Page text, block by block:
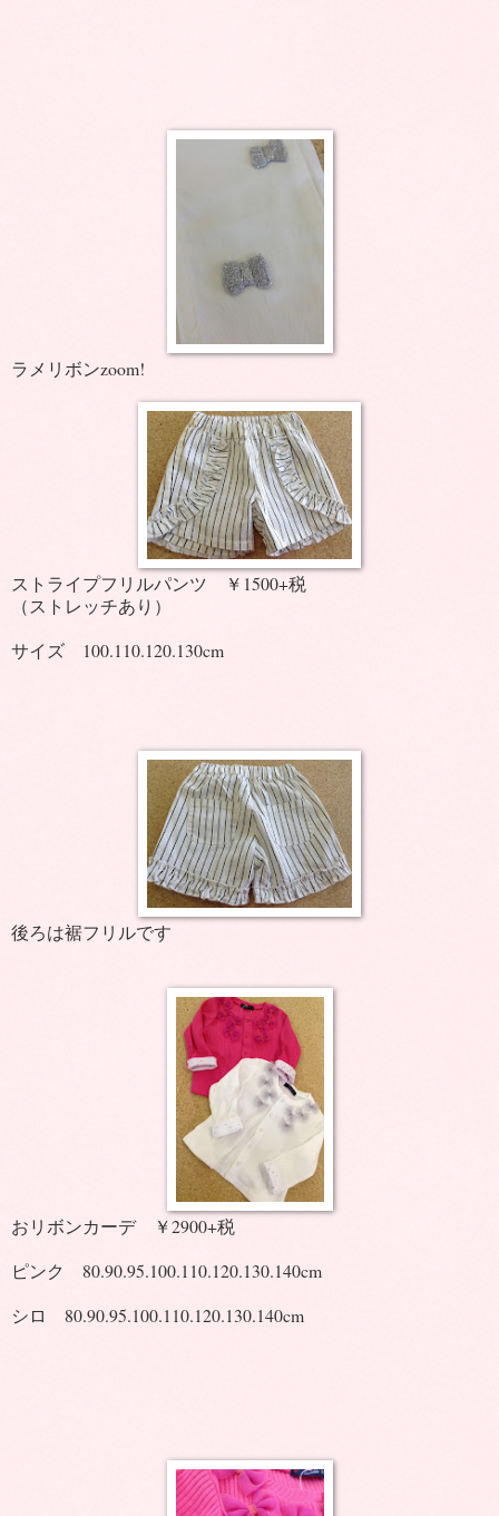
ラメリボンzoom!
ストライプフリルパンツ ￥1500+税
（ストレッチあり）
サイズ 100.110.120.130cm
後ろは裾フリルです
おリボンカーデ ￥2900+税
ピンク 80.90.95.100.110.120.130.140cm
シロ 80.90.95.100.110.120.130.140cm